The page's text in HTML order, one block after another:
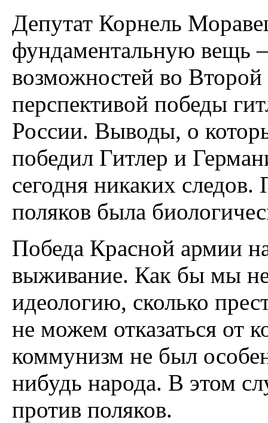
Депутат Корнель
фундаментальную вещь
возможностей во
перспективой победы
России. Выводы, о
победил Гитлер и
сегодня никаких
поляков была
Победа Красной армии
выживание. Как бы мы
идеологию, сколько
не можем отказаться от
коммунизм не был
нибудь народа. В этом
против поляков.